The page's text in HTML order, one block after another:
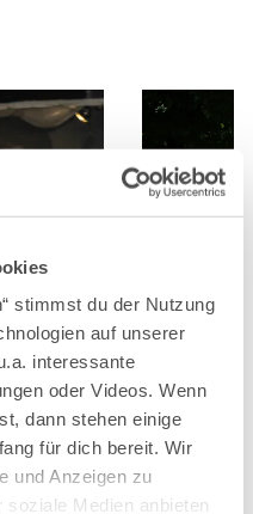
stimmst du der Nutzung
auf unserer
interessante
oder Videos. Wenn
dann stehen einige
für dich bereit. Wir
und Anzeigen zu
Medien anbieten
©